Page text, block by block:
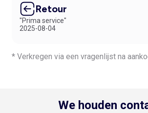
Retour
"Prima service"
2025-08-04
* Verkregen via een vragenlijst na
We houden